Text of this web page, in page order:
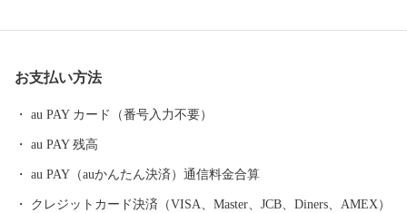
ど、町の魅力がつまったお礼の品をご用意しています。 【ご寄附
にあたっての注意事項】 ・お礼品は、送付者名に、お礼品受発注
します。 （送付者名の変更は承っておりません） ・寄附者住所と
お礼品送付先住所が異なる場合、送付先でお品を受け取る方に対
し、お礼品が届くことを必ず事前にご連絡ください。 （「寄附し
お支払い方法
au PAY カード（番号入力不要）
au PAY 残高
au PAY（auかんたん決済）通信料金合算
クレジットカード決済（VISA、Master、JCB、Diners、AMEX）